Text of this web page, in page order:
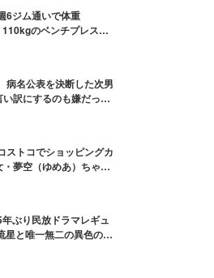
6ジム通いで体重
のベンチプレス持
反響
病名公表を決断した次男
訳にするのも嫌だっ
ストコでショッピングカ
夢空（ゆめあ）ちゃん
る」の声
ぶり民放ドラマレギュ
星と唯一無二の異色のバ